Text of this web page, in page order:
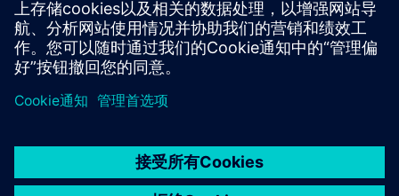
技术文档、固件、Software 应用示例和 FAQ